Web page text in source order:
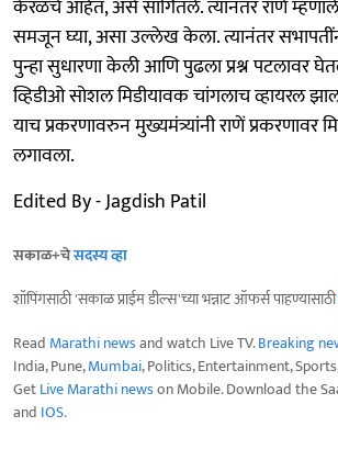
केरळचे आहेत, असे सांगितले. त्यानंतर राणे म्हणाले
समजून घ्या, असा उल्लेख केला. त्यानंतर
पुन्हा सुधारणा केली आणि पुढला प्रश्न पटलावर
व्हिडीओ सोशल मिडीयावक चांगलाच व्हायरल
याच प्रकरणावरुन मुख्यमंत्र्यांनी राणें प्रकरणावर
लगावला.
Edited By - Jagdish Patil
सकाळ+चेसदस्य व्हा
शॉपिंगसाठी 'सकाळ प्राईम डील्स'च्या भन्नाट ऑफर्स पाहण्यासाठी
Read Marathi newsand watch Live TV.Breaking
India, Pune,Mumbai, Politics, Entertainment,
GetLive Marathi newson Mobile. Download the
and IOS.